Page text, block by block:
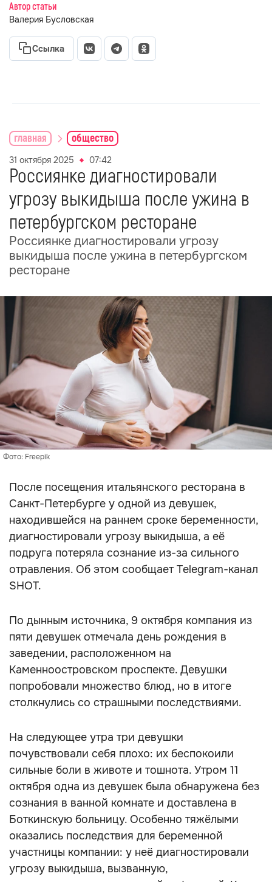
Автор статьи
Валерия Бусловская
Ссылка
главная общество
31 октября 2025 07:42
Россиянке диагностировали
угрозу выкидыша после ужина в
петербургском ресторане
Россиянке диагностировали угрозу
выкидыша после ужина в петербургском
ресторане
Фото: Freepik
После посещения итальянского ресторана в
Санкт-Петербурге у одной из девушек,
находившейся на раннем сроке беременности,
диагностировали угрозу выкидыша, а её
подруга потеряла сознание из-за сильного
отравления. Об этом сообщает Telegram-канал
SHOT.
По дынным источника, 9 октября компания из
пяти девушек отмечала день рождения в
заведении, расположенном на
Каменноостровском проспекте. Девушки
попробовали множество блюд, но в итоге
столкнулись со страшными последствиями.
На следующее утра три девушки
почувствовали себя плохо: их беспокоили
сильные боли в животе и тошнота. Утром 11
октября одна из девушек была обнаружена без
сознания в ванной комнате и доставлена в
Боткинскую больницу. Особенно тяжёлыми
оказались последствия для беременной
участницы компании: у неё диагностировали
угрозу выкидыша, вызванную,